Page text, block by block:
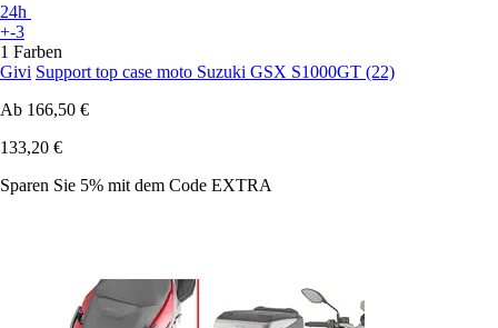
24h
+-3
1 Farben
Givi Support top case moto Suzuki GSX S1000GT (22)
Ab 166,50 €
133,20 €
Sparen Sie 5% mit dem Code EXTRA